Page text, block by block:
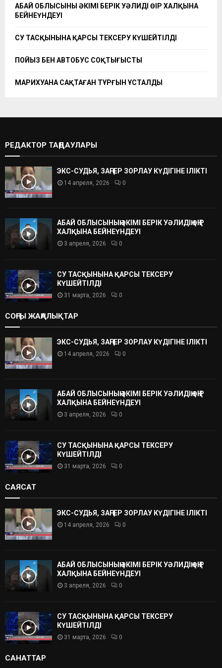
АБАЙ ОБЛЫСЫНЫҢ ӘКІМІ БЕРІК УӘЛИДІҢ ӨҢІР ХАЛҚЫНА
БЕЙНЕҮНДЕУІ
СУ ТАСҚЫНЫНА ҚАРСЫ ТЕКСЕРУ КҮШЕЙТІЛДІ
ПОЙЫЗ БЕН АВТОБУС СОҚТЫҒЫСТЫ
МАРИХУАНА САҚТАҒАН ТҰРҒЫН ҰСТАЛДЫ
РЕДАКТОР ТАҢДАУЛАРЫ
ЭКС-СУДЬЯ, ЗАҢГЕР ЗОРЛАУ КҮДІГІНЕ ІЛІКТІ
14 апреля, 2026 0
АБАЙ ОБЛЫСЫНЫҢ ӘКІМІ БЕРІК УӘЛИДІҢ ӨҢІР
ХАЛҚЫНА БЕЙНЕҮНДЕУІ
3 апреля, 2026 0
СУ ТАСҚЫНЫНА ҚАРСЫ ТЕКСЕРУ
КҮШЕЙТІЛДІ
31 марта, 2026 0
СОҢҒЫ ЖАҢАЛЫҚТАР
ЭКС-СУДЬЯ, ЗАҢГЕР ЗОРЛАУ КҮДІГІНЕ ІЛІКТІ
14 апреля, 2026 0
АБАЙ ОБЛЫСЫНЫҢ ӘКІМІ БЕРІК УӘЛИДІҢ ӨҢІР
ХАЛҚЫНА БЕЙНЕҮНДЕУІ
3 апреля, 2026 0
СУ ТАСҚЫНЫНА ҚАРСЫ ТЕКСЕРУ
КҮШЕЙТІЛДІ
31 марта, 2026 0
САЯСАТ
ЭКС-СУДЬЯ, ЗАҢГЕР ЗОРЛАУ КҮДІГІНЕ ІЛІКТІ
14 апреля, 2026 0
АБАЙ ОБЛЫСЫНЫҢ ӘКІМІ БЕРІК УӘЛИДІҢ ӨҢІР
ХАЛҚЫНА БЕЙНЕҮНДЕУІ
3 апреля, 2026 0
СУ ТАСҚЫНЫНА ҚАРСЫ ТЕКСЕРУ
КҮШЕЙТІЛДІ
31 марта, 2026 0
САНАТТАР